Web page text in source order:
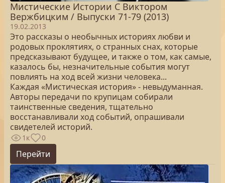
Мистические Истории С Виктором
Вержбицким / Выпуски 71-79 (2013)
19.02.2013
Это рассказы о необычных историях любви и
родовых проклятиях, о странных снах, которые
предсказывают будущее, и также о том, как самые,
казалось бы, незначительные события могут
повлиять на ход всей жизни человека...
Каждая «Мистическая история» - невыдуманная.
Авторы передачи по крупицам собирали
таинственные сведения, тщательно
восстанавливали ход событий, опрашивали
свидетелей историй.
1к 0
Перейти